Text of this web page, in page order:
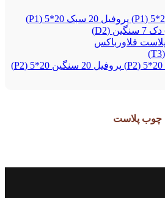
پروفیل 20 سبک 20*5 (P1)
دک 7 سنگین (D2)
فلاورباکس
پروفیل 20 سنگین 20*5 (P2)